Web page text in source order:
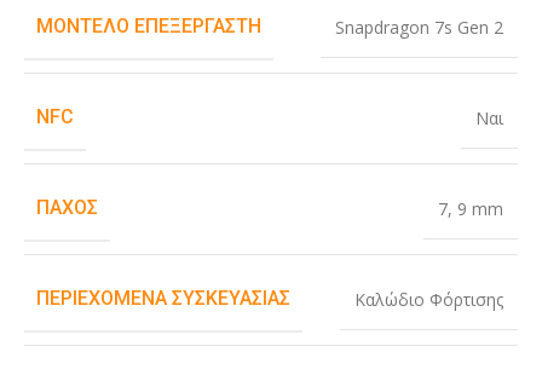
ΜΟΝΤΈΛΟ ΕΠΕΞΕΡΓΑΣΤΉ Snapdragon 7s Gen 2
NFC Ναι
ΠΆΧΟΣ 7, 9 mm
ΠΕΡΙΕΧΌΜΕΝΑ ΣΥΣΚΕΥΑΣΊΑΣ Καλώδιο Φόρτισης